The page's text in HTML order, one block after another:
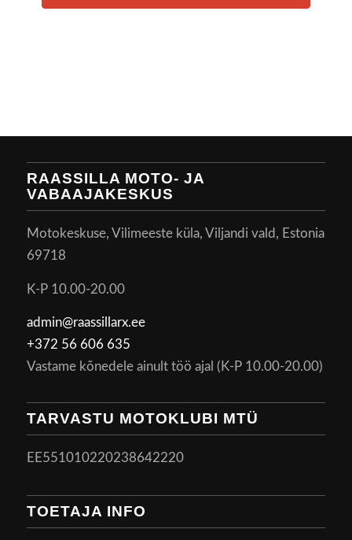
RAASSILLA MOTO- JA
VABAAJAKESKUS
Motokeskuse, Vilimeeste küla, Viljandi vald, Estonia
69718
K-P 10.00-20.00
admin@raassillarx.ee
+372 56 606 635
Vastame kõnedele ainult töö ajal (K-P 10.00-20.00)
TARVASTU MOTOKLUBI MTÜ
EE551010220238642220
TOETAJA INFO